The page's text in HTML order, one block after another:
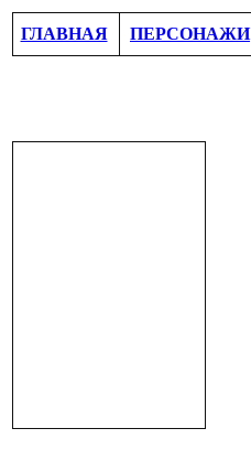
ГЛАВНАЯ ПЕРСОНАЖИ